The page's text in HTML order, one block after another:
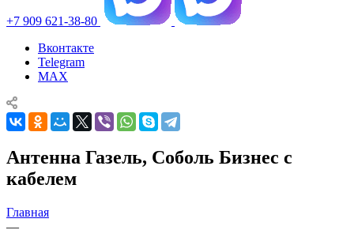
+7 909 621-38-80
Вконтакте
Telegram
MAX
Антенна Газель, Соболь Бизнес с
кабелем
Главная
—